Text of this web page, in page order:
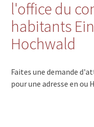
l'office du
habitants
Hochwald
Faites une demande
pour une adresse en ou